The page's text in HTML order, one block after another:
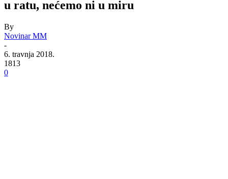
u ratu, nećemo ni u miru
By
Novinar MM
-
6. travnja 2018.
1813
0